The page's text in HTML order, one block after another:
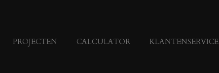
PROJECTEN CALCULATOR KLANTENSERVICE